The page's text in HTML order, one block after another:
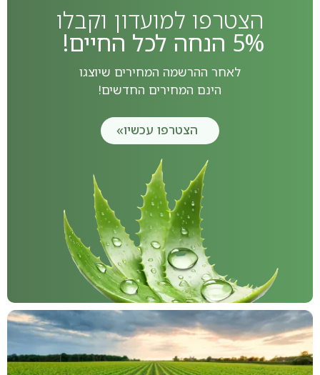
הצטרפו למועדון וקבלו
5% הנחה לכל החיים!
לאחר ההרשמה המחירים שיוצגו
הינם המחירים החדשים!
הצטרפו עכשיו